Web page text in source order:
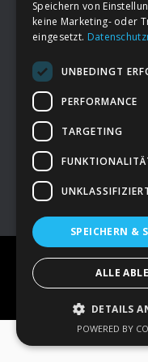
FooterDeine Spende
→ Impressum
→Kontakt zum
COPYRIGHT
FRAMEWORK·
Speichern von
keine Marketing- oder
eingesetzt.
UNBEDINGT
PERFORMANCE
TARGETING
SPEICHERN &
ALLE
DETAILS
POWERED BY